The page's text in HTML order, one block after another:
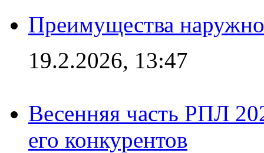
Преимущества
19.2.2026, 13:47
Весенняя часть РПЛ
его конкурентов